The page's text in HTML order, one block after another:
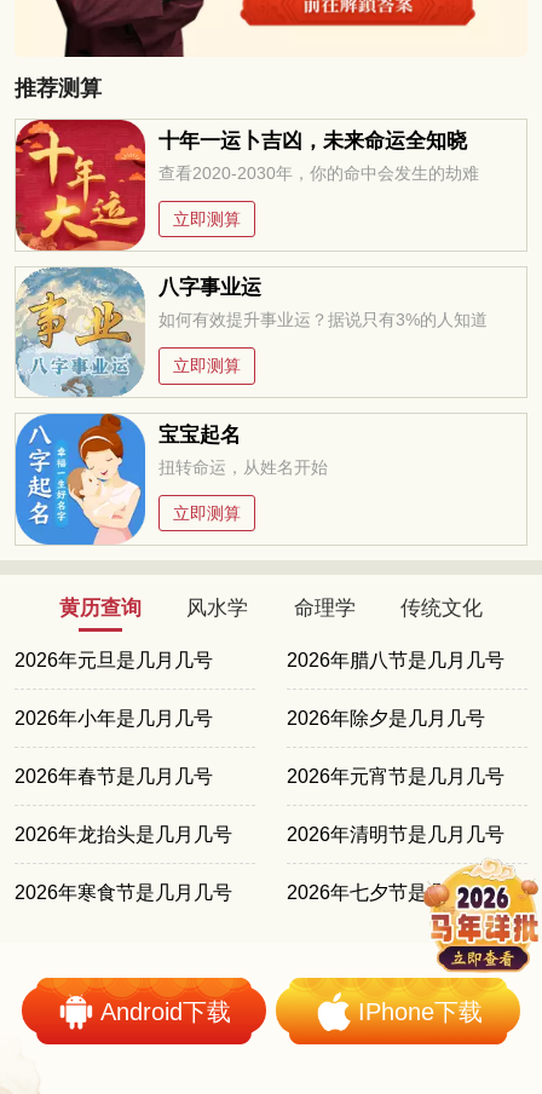
推荐测算
十年一运卜吉凶，未来命运全知晓
查看2020-2030年，你的命中会发生的劫难
立即测算
八字事业运
如何有效提升事业运？据说只有3%的人知道
立即测算
宝宝起名
扭转命运，从姓名开始
立即测算
黄历查询 风水学 命理学 传统文化
2026年元旦是几月几号 2026年腊八节是几月几号
2026年小年是几月几号 2026年除夕是几月几号
2026年春节是几月几号 2026年元宵节是几月几号
2026年龙抬头是几月几号 2026年清明节是几月几号
2026年寒食节是几月几号 2026年七夕节是几月几号
Android下载 IPhone下载